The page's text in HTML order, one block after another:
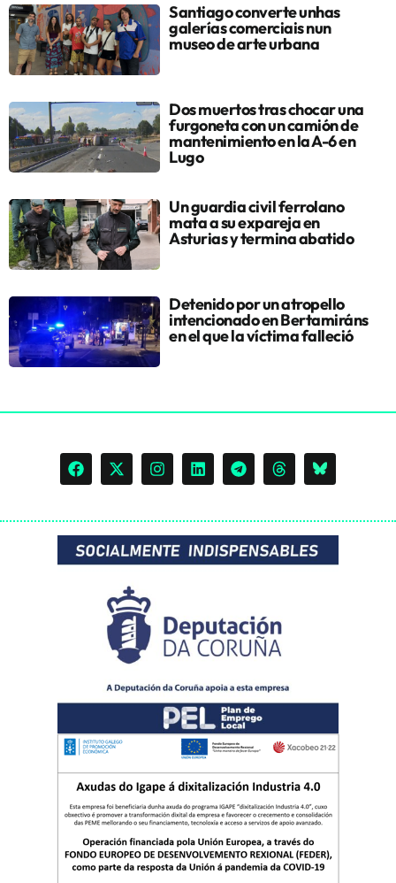
Santiago converte unhas
galerías comerciais nun
museo de arte urbana
Dos muertos tras chocar una
furgoneta con un camión de
mantenimiento en la A-6 en
Lugo
Un guardia civil ferrolano
mata a su expareja en
Asturias y termina abatido
Detenido por un atropello
intencionado en Bertamiráns
en el que la víctima falleció